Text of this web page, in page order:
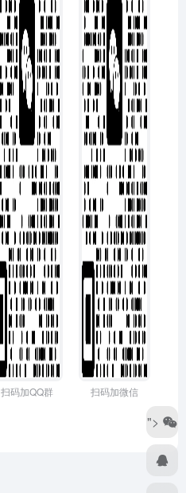
扫码加QQ群 扫码加微信
">